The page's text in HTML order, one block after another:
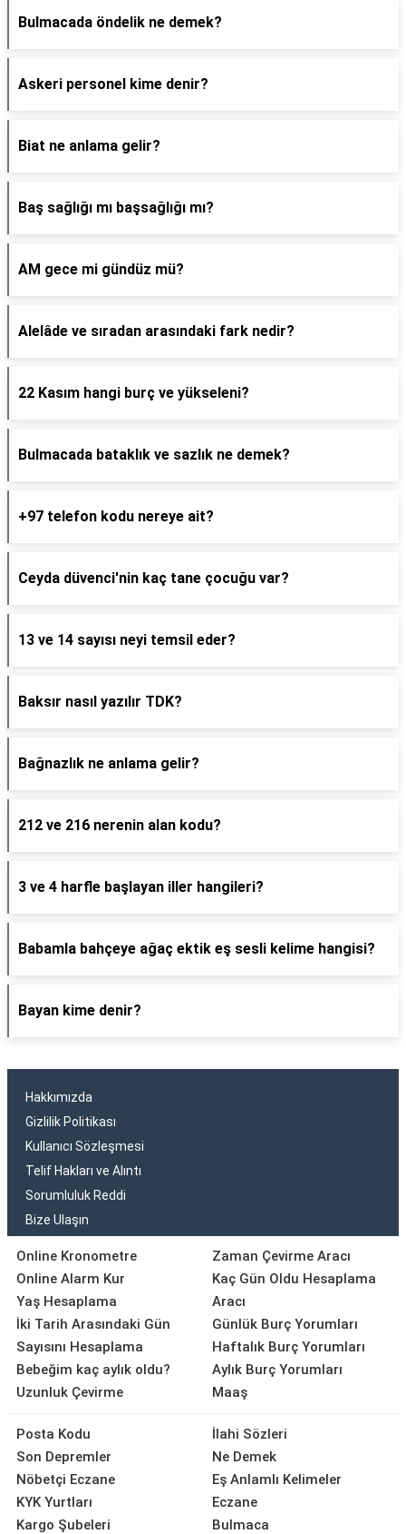
Bulmacada öndelik ne demek?
Askeri personel kime denir?
Biat ne anlama gelir?
Baş sağlığı mı başsağlığı mı?
AM gece mi gündüz mü?
Alelâde ve sıradan arasındaki fark nedir?
22 Kasım hangi burç ve yükseleni?
Bulmacada bataklık ve sazlık ne demek?
+97 telefon kodu nereye ait?
Ceyda düvenci'nin kaç tane çocuğu var?
13 ve 14 sayısı neyi temsil eder?
Baksır nasıl yazılır TDK?
Bağnazlık ne anlama gelir?
212 ve 216 nerenin alan kodu?
3 ve 4 harfle başlayan iller hangileri?
Babamla bahçeye ağaç ektik eş sesli kelime hangisi?
Bayan kime denir?
Hakkımızda
Gizlilik Politikası
Kullanıcı Sözleşmesi
Telif Hakları ve Alıntı
Sorumluluk Reddi
Bize Ulaşın
Online Kronometre
Online Alarm Kur
Yaş Hesaplama
İki Tarih Arasındaki Gün
Sayısını Hesaplama
Bebeğim kaç aylık oldu?
Uzunluk Çevirme
Zaman Çevirme Aracı
Kaç Gün Oldu Hesaplama
Aracı
Günlük Burç Yorumları
Haftalık Burç Yorumları
Aylık Burç Yorumları
Maaş
Posta Kodu
Son Depremler
Nöbetçi Eczane
KYK Yurtları
Kargo Şubeleri
İlahi Sözleri
Ne Demek
Eş Anlamlı Kelimeler
Eczane
Bulmaca